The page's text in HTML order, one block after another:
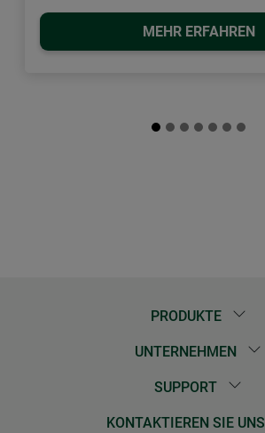
MEHR ERFAHREN
PRODUKTE
UNTERNEHMEN
SUPPORT
KONTAKTIEREN SIE UNS